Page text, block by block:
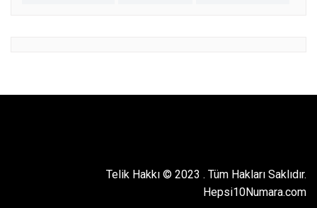
Telik Hakkı © 2023 . Tüm Hakları Saklıdır.
Hepsi10Numara.com